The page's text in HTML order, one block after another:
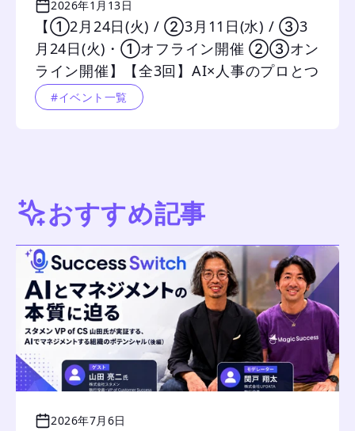
2026年1月13日
【①2月24日(火) / ②3月11日(水) / ③3
月24日(火)・①オフライン開催 ②③オン
ライン開催】【全3回】AI×人事のプロとつ
くる 「採用力を高める仕組み化」実践セ
ミナー
#イベント一覧
おすすめ記事
2026年7月6日